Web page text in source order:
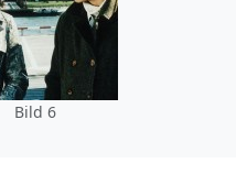
Bild 6